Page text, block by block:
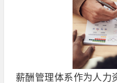
薪酬管理体系作为人力